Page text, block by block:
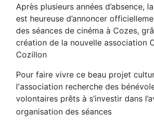
Après plusieurs années d’absence,
est heureuse d’annoncer
des séances de cinéma à Cozes,
création de la nouvelle association
Cozillon
Pour faire vivre ce beau projet
l'association recherche des
volontaires prêts à s’investir dans
organisation des séances